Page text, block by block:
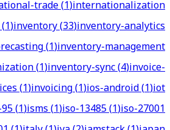
trade(1)internationalization
(1)inventory(33)inventory-analytics
(1)inventory-management
(1)inventory-sync(4)invoice-
(1)invoicing(1)ios-android(1)iot
(1)isms(1)iso-13485(1)iso-27001